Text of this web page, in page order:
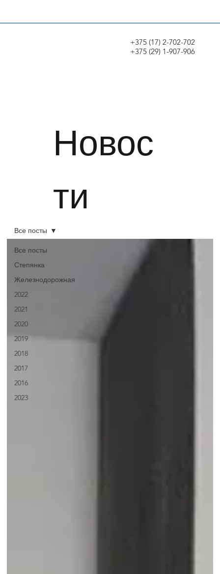
+375 (17) 2-702-702
+375 (29) 1-907-906
Все посты
Степянка
Железнодорожная
2022
2021
2020
2019
2018
2017
2016
2023
Все посты
Новос
ти